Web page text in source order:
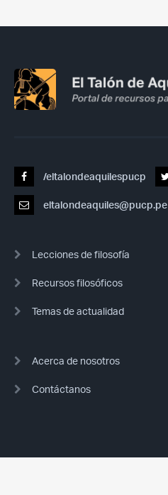
/eltalondeaquilespucp
eltalondeaquiles@pucp.pe
Lecciones de filosofía
Recursos filosóficos
Temas de actualidad
Acerca de nosotros
Contáctanos